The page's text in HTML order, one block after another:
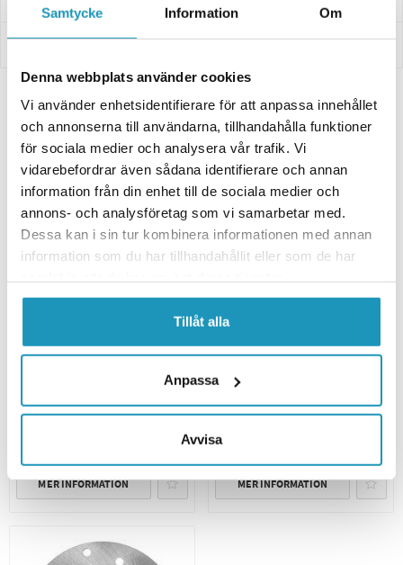
Samtycke Information Om
Denna webbplats använder cookies
Vi använder enhetsidentifierare för att anpassa innehållet
och annonserna till användarna, tillhandahålla funktioner
för sociala medier och analysera vår trafik. Vi
vidarebefordrar även sådana identifierare och annan
information från din enhet till de sociala medier och
annons- och analysföretag som vi samarbetar med.
Dessa kan i sin tur kombinera informationen med annan
information som du har tillhandahållit eller som de har
Tillåt alla
Anpassa
Avvisa
Betalning
Relaterade produkter
Bromsbelägg Kayo AY70/110
20 + I LAGER
MER INFORMATION
KAYO
Bromsbelägg Fram Kayo AT110
149 kr
20 + I LAGER
MER INFORMATION